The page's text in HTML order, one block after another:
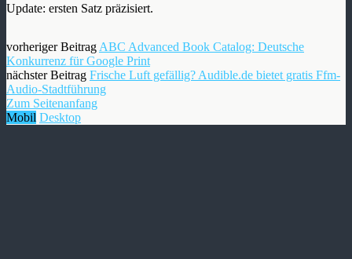
Update: ersten Satz präzisiert.
vorheriger Beitrag ABC Advanced Book Catalog: Deutsche
Konkurrenz für Google Print
nächster Beitrag Frische Luft gefällig? Audible.de bietet gratis Ffm-
Audio-Stadtführung
Zum Seitenanfang
Mobil Desktop